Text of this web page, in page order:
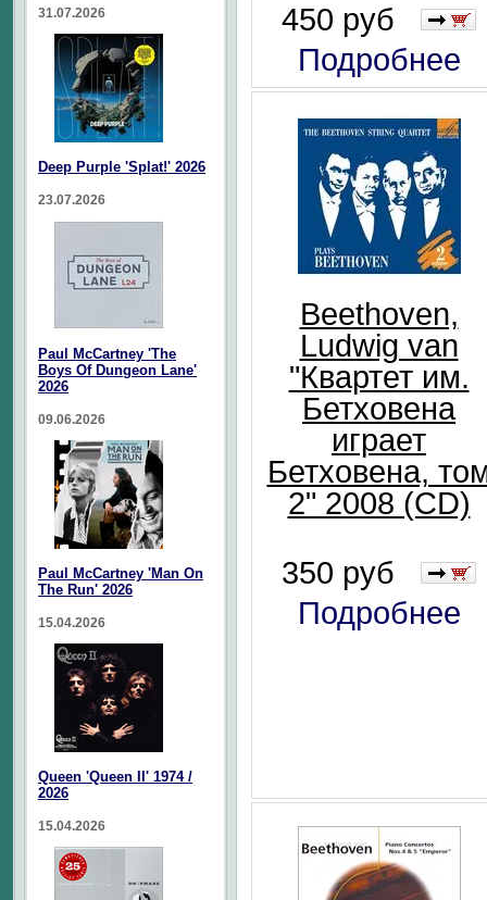
450 руб
Подробнее
Beethoven,
Ludwig van
"Квартет им.
Бетховена
играет
Бетховена,
2" 2008 (CD)
350 руб
Подробнее
31.07.2026
Deep Purple 'Splat!' 2026
23.07.2026
Paul McCartney 'The
Boys Of Dungeon Lane'
2026
09.06.2026
Paul McCartney 'Man On
The Run' 2026
15.04.2026
Queen 'Queen II' 1974 /
2026
15.04.2026